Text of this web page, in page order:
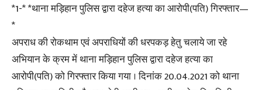
*1-* *थाना मड़िहान पुलिस द्वारा दहेज हत्या का आरोपी(पति) गिरफ्तार—
*
अपराध की रोकथाम एवं अपराधियों की धरपकड़ हेतु चलाये जा रहे
अभियान के क्रम में थाना मड़िहान पुलिस द्वारा दहेज हत्या का
आरोपी(पति) को गिरफ्तार किया गया । दिनांक 20.04.2021 को थाना